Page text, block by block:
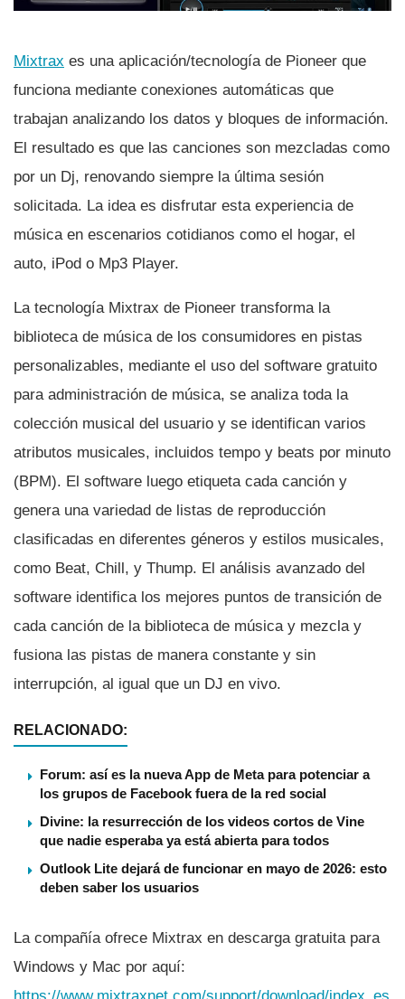
Mixtrax es una aplicación/tecnologí­a de Pioneer que
funciona mediante conexiones automáticas que
trabajan analizando los datos y bloques de información.
El resultado es que las canciones son mezcladas como
por un Dj, renovando siempre la última sesión
solicitada. La idea es disfrutar esta experiencia de
música en escenarios cotidianos como el hogar, el
auto, iPod o Mp3 Player.
La tecnologí­a Mixtrax de Pioneer transforma la
biblioteca de música de los consumidores en pistas
personalizables, mediante el uso del software gratuito
para administración de música, se analiza toda la
colección musical del usuario y se identifican varios
atributos musicales, incluidos tempo y beats por minuto
(BPM). El software luego etiqueta cada canción y
genera una variedad de listas de reproducción
clasificadas en diferentes géneros y estilos musicales,
como Beat, Chill, y Thump. El análisis avanzado del
software identifica los mejores puntos de transición de
cada canción de la biblioteca de música y mezcla y
fusiona las pistas de manera constante y sin
interrupción, al igual que un DJ en vivo.
RELACIONADO:
Forum: así es la nueva App de Meta para potenciar a
los grupos de Facebook fuera de la red social
Divine: la resurrección de los videos cortos de Vine
que nadie esperaba ya está abierta para todos
Outlook Lite dejará de funcionar en mayo de 2026: esto
deben saber los usuarios
La compañí­a ofrece Mixtrax en descarga gratuita para
Windows y Mac por aquí­: